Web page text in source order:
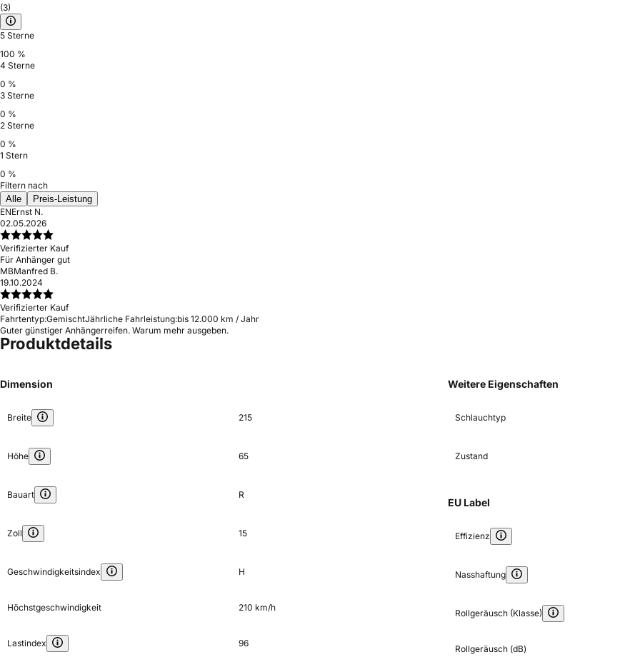
(3)
5 Sterne
100 %
4 Sterne
0 %
3 Sterne
0 %
2 Sterne
0 %
1 Stern
0 %
Filtern nach
Alle
Preis-Leistung
ENErnst N.
02.05.2026
Verifizierter Kauf
Für Anhänger gut
MBManfred B.
19.10.2024
Verifizierter Kauf
Fahrtentyp:GemischtJährliche Fahrleistung:bis 12.000 km / Jahr
Guter günstiger Anhängerreifen. Warum mehr ausgeben.
Produktdetails
Dimension
Breite 215
Höhe 65
Bauart R
Zoll 15
Geschwindigkeitsindex H
Höchstgeschwindigkeit 210 km/h
Lastindex 96
Weitere Eigenschaften
Schlauchtyp
Zustand
EU Label
Effizienz
Nasshaftung
Rollgeräusch (Klasse)
Rollgeräusch (dB)